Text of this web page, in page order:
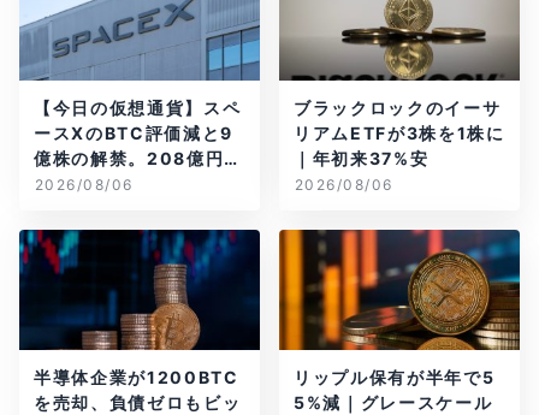
【今日の仮想通貨】スペ
ースXのBTC評価減と9
億株の解禁。208億円相
当のBTCが盗難
2026/08/06
ブラックロックのイーサ
リアムETFが3株を1株に
｜年初来37%安
2026/08/06
半導体企業が1200BTC
を売却、負債ゼロもビッ
リップル保有が半年で5
5%減｜グレースケール